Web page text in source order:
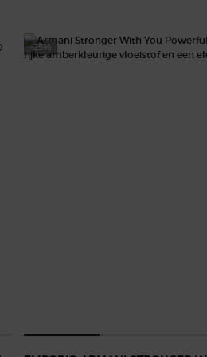
-25%